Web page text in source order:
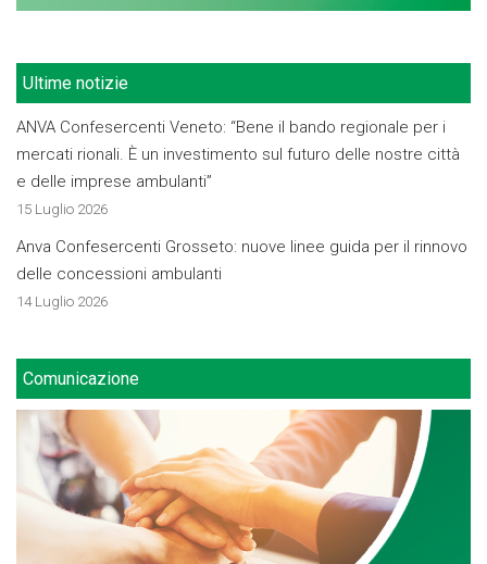
Ultime notizie
ANVA Confesercenti Veneto: “Bene il bando regionale per i
mercati rionali. È un investimento sul futuro delle nostre città
e delle imprese ambulanti”
15 Luglio 2026
Anva Confesercenti Grosseto: nuove linee guida per il rinnovo
delle concessioni ambulanti
14 Luglio 2026
Comunicazione